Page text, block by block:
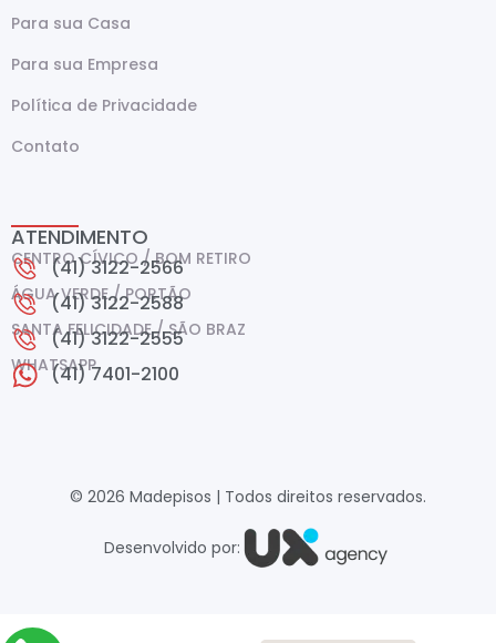
Para sua Casa
Para sua Empresa
Política de Privacidade
Contato
ATENDIMENTO
CENTRO CÍVICO / BOM RETIRO
(41) 3122-2566
ÁGUA VERDE / PORTÃO
(41) 3122-2588
SANTA FELICIDADE / SÃO BRAZ
(41) 3122-2555
WHATSAPP(41) 7401-2100
© 2026 Madepisos | Todos direitos reservados.
Desenvolvido por: